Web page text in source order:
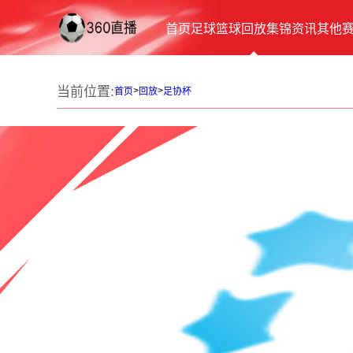
首页足球篮球回放集锦资讯其他
当前位置:首页>回放>足协杯